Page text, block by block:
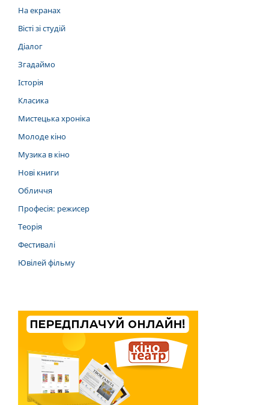
На екранах
Вісті зі студій
Діалог
Згадаймо
Історія
Класика
Мистецька хроніка
Молоде кіно
Музика в кіно
Нові книги
Обличчя
Професія: режисер
Теорія
Фестивалі
Ювілей фільму